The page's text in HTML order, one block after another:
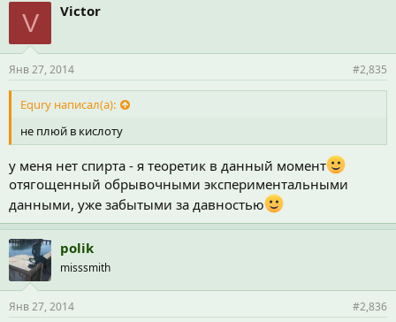
V Victor
Янв 27, 2014 #2,835
Equry написал(а):
не плюй в кислоту
у меня нет спирта - я теоретик в данный момент
отягощенный обрывочными экспериментальными
данными, уже забытыми за давностью
polik
misssmith
Янв 27, 2014 #2,836